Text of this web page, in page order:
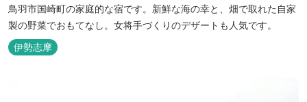
鳥羽市国崎町の家庭的な宿です。新鮮な海の幸と、畑で取れた自家
製の野菜でおもてなし。女将手づくりのデザートも人気です。
伊勢志摩